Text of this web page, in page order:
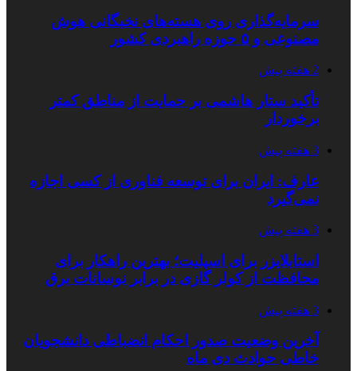
سرمایه‌گذاری روی هسته‌های نخبگانی هوش
مصنوعی و ۵ حوزه راهبردی کشور
2 هفته پیش
تأکید ستار هاشمی بر حمایت از مناطق کمتر
برخوردار
3 هفته پیش
عارف: ایران برای توسعه فناوری از کسی اجازه
نمی‌گیرد
3 هفته پیش
استابلایزر برای اسپلیت؛ بهترین راهکار برای
محافظت از کولر گازی در برابر نوسانات برق
3 هفته پیش
آخرین وضعیت صدور احکام انضباطی دانشجویان
خاطی حوادث دی ماه